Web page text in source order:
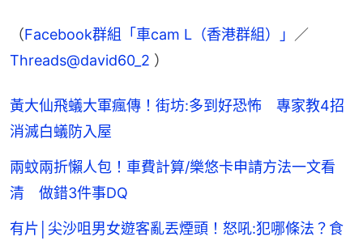
（Facebook群組「車cam L（香港群組）」
Threads@david60_2 ）
黃大仙飛蟻大軍瘋傳！街坊:多到好恐怖 專家教4招
消滅白蟻防入屋
兩蚊兩折懶人包！車費計算/樂悠卡申請方法一文看
清 做錯3件事DQ
有片│尖沙咀男女遊客亂丟煙頭！怒吼:犯哪條法？食